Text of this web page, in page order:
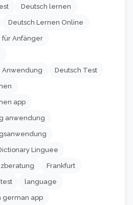
Deutsch lernen
Deutsch Lernen Online
für Anfänger
Anwendung Deutsch Test
app
anwendung
Linguee
Frankfurt
language
german app